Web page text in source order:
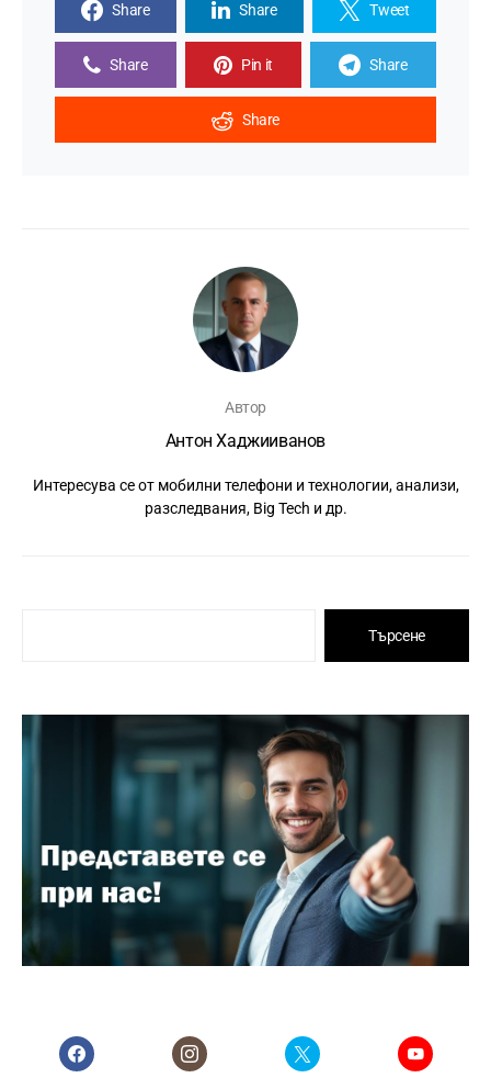
Share Share Tweet
Share Pin it Share
Share
Автор
Антон Хаджииванов
Интересува се от мобилни телефони и технологии, анализи,
разследвания, Big Tech и др.
Търсене